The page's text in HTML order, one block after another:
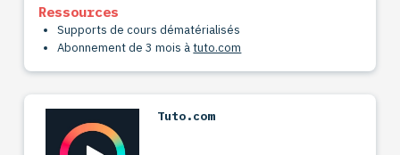
Ressources
Supports de cours dématérialisés
Abonnement de 3 mois àtuto.com
Tuto.com